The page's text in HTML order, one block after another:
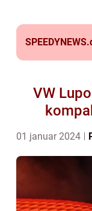
SPEEDYNEWS.
VW
01 januar 2024